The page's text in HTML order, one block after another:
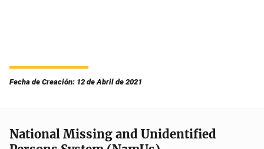
Fecha de Creación: 12 de Abril de 2021
National Missing and Unidentified